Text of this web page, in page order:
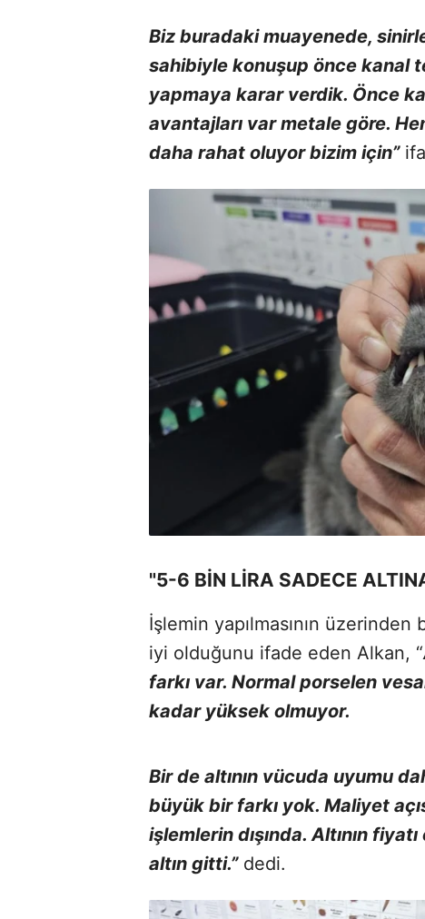
Biz buradaki muayenede,
sahibiyle konuşup önce kanal
yapmaya karar verdik. Önce
avantajları var metale göre.
daha rahat oluyor bizim için”
"5-6 BİN LİRA SADECE
İşlemin yapılmasının
iyi olduğunu ifade eden Alkan, “
farkı var. Normal porselen
kadar yüksek olmuyor.
Bir de altının vücuda uyumu
büyük bir farkı yok. Maliyet
işlemlerin dışında. Altının
altın gitti.”dedi.